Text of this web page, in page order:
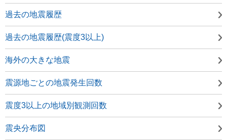
過去の地震履歴
過去の地震履歴(震度3以上)
海外の大きな地震
震源地ごとの地震発生回数
震度3以上の地域別観測回数
震央分布図